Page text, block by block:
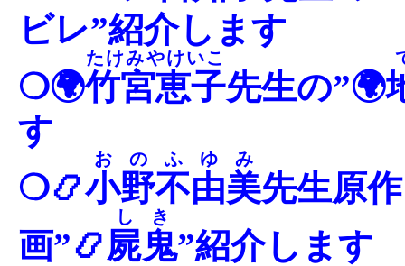
ビレ”紹介します
❍🌍竹宮恵子
たけみやけいこ
先生の”🌍
す
❍📿小野不由美
おのふゆみ
先生原
画”📿屍鬼
しき
”紹介します